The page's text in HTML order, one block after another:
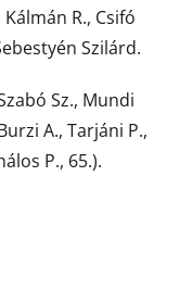
R., Csifó
Szilárd.
Sz., Mundi
A., Tarjáni P.,
P., 65.).